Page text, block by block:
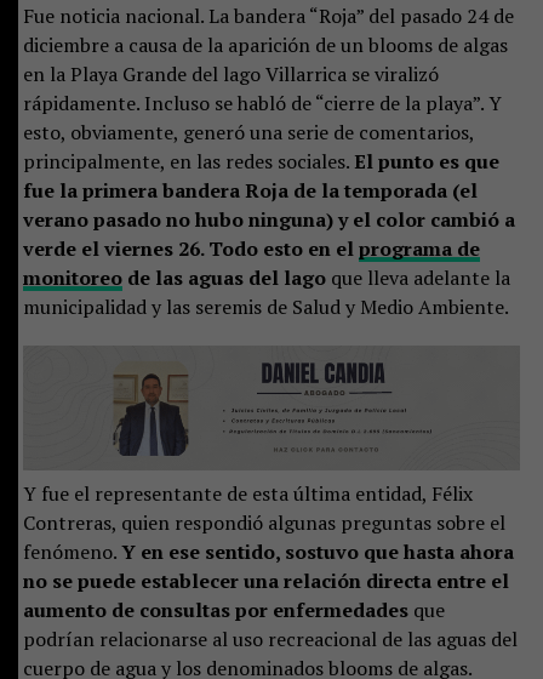
Fue noticia nacional. La bandera “Roja” del pasado 24 de
diciembre a causa de la aparición de un blooms de algas
en la Playa Grande del lago Villarrica se viralizó
rápidamente. Incluso se habló de “cierre de la playa”. Y
esto, obviamente, generó una serie de comentarios,
principalmente, en las redes sociales. El punto es que
fue la primera bandera Roja de la temporada (el
verano pasado no hubo ninguna) y el color cambió a
verde el viernes 26. Todo esto en elprograma de
monitoreode las aguas del lagoque lleva adelante la
municipalidad y las seremis de Salud y Medio Ambiente.
Y fue el representante de esta última entidad, Félix
Contreras, quien respondió algunas preguntas sobre el
fenómeno.Y en ese sentido, sostuvo que hasta ahora
no se puede establecer una relación directa entre el
aumento de consultas por enfermedadesque
podrían relacionarse al uso recreacional de las aguas del
cuerpo de agua y los denominados blooms de algas.